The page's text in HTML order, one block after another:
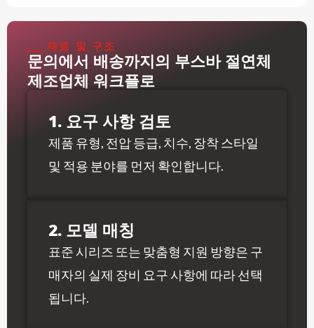
⎯⎯ 재료 및 구조
문의에서 배송까지의 부스바 절연체
제조업체 워크플로
1. 요구 사항 검토
제품 유형, 전압 등급, 치수, 장착 스타일
및 적용 분야를 먼저 확인합니다.
2. 모델 매칭
표준 시리즈 또는 맞춤형 지원 방향은 구
매자의 실제 장비 요구 사항에 따라 선택
됩니다.